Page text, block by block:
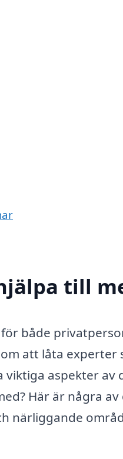
till
både
att låta experter
aspekter av
Här är några av
närliggande